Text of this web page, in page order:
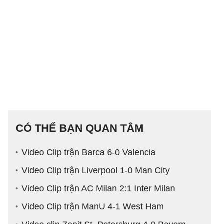
CÓ THỂ BẠN QUAN TÂM
Video Clip trận Barca 6-0 Valencia
Video Clip trận Liverpool 1-0 Man City
Video Clip trận AC Milan 2:1 Inter Milan
Video Clip trận ManU 4-1 West Ham